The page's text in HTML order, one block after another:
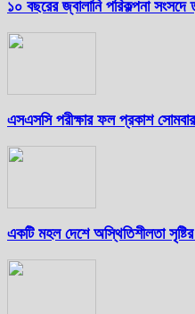
১০ বছরের জ্বালানি পরিকল্পনা সংসদে
এসএসসি পরীক্ষার ফল প্রকাশ
একটি মহল দেশে অস্থিতিশীলতা